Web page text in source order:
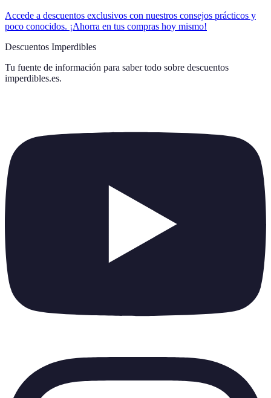
Accede a descuentos exclusivos con nuestros consejos prácticos y
poco conocidos. ¡Ahorra en tus compras hoy mismo!
Descuentos Imperdibles
Tu fuente de información para saber todo sobre descuentos
imperdibles.es.